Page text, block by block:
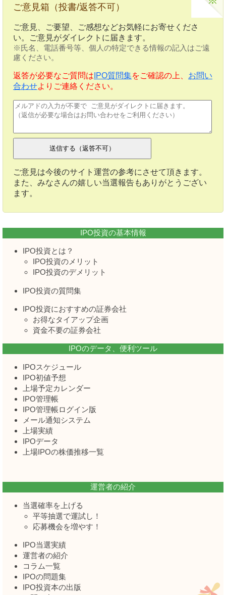
ご意見箱（投書/返答不可）
ご意見、ご要望、ご感想などお気軽にお寄せくださ
い。ご意見がダイレクトに届きます。
※氏名、電話番号等、個人の特定できる情報の記入はご遠
慮ください。
返答が必要なご質問は IPO質問集をご確認の上、 お問い
合わせよりご連絡ください。
ご意見は今後のサイト運営の参考にさせて頂きます。
また、みなさんの嬉しい当選報告もありがとうござい
ます。
IPO投資の基本情報
IPO投資とは？
IPO投資のメリット
IPO投資のデメリット
IPO投資の質問集
IPO投資におすすめの証券会社
お得なタイアップ企画
資金不要の証券会社
IPOのデータ、便利ツール
IPOスケジュール
IPO初値予想
上場予定カレンダー
IPO管理帳
IPO管理帳ログイン版
メール通知システム
上場実績
IPOデータ
上場IPOの株価推移一覧
運営者の紹介
当選確率を上げる
平等抽選で運試し！
応募機会を増やす！
IPO当選実績
運営者の紹介
コラム一覧
IPOの問題集
IPO投資本の出版